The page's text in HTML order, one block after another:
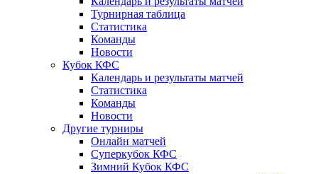
Турнирная таблица
Статистика
Команды
Новости
Кубок КФС
Календарь и результаты матчей
Статистика
Команды
Новости
Другие турниры
Онлайн матчей
Суперкубок КФС
Зимний Кубок КФС